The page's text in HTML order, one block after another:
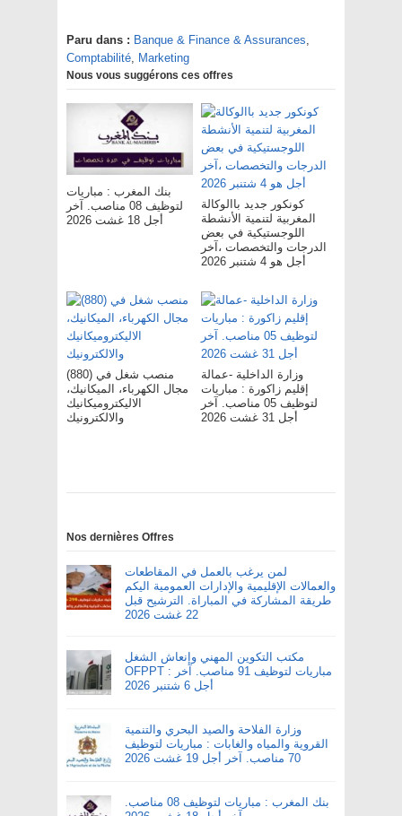
Paru dans : Banque & Finance & Assurances,
Comptabilité, Marketing
Nous vous suggérons ces offres
بنك المغرب : مباريات
لتوظيف 08 مناصب. آخر
أجل 18 غشت 2026
كونكور جديد باالوكالة
المغربية لتنمية الأنشطة
اللوجستيكية في بعض
الدرجات والتخصصات ،آخر
أجل هو 4 شتنبر 2026
(880) منصب شغل في
مجال الكهرباء، الميكانيك،
الاليكتروميكانيك
والالكترونيك
وزارة الداخلية -عمالة
إقليم زاكورة : مباريات
لتوظيف 05 مناصب. آخر
أجل 31 غشت 2026
Nos dernières Offres
لمن يرغب بالعمل في المقاطعات
والعمالات الإقليمية والإدارات العمومية اليكم
طريقة المشاركة في المباراة. الترشيح قبل
22 غشت 2026
مكتب التكوين المهني وإنعاش الشغل
OFPPT : مباريات لتوظيف 91 مناصب. آخر
أجل 6 شتنبر 2026
وزارة الفلاحة والصيد البحري والتنمية
القروية والمياه والغابات : مباريات لتوظيف
70 مناصب. آخر أجل 19 غشت 2026
بنك المغرب : مباريات لتوظيف 08 مناصب.